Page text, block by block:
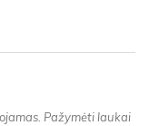
Pažymėti laukai